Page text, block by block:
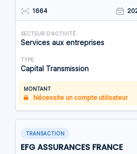
1664
SECTEUR D'ACTIVITÉ
Services aux entreprises
TYPE
Capital Transmission
MONTANT
Nécessite un compte utilisateur
TRANSACTION
EFG ASSURANCES FRANCE